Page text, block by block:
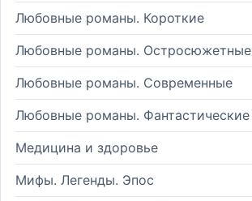
Любовные романы. Короткие
Любовные романы. Остросюжетные
Любовные романы. Современные
Любовные романы. Фантастические
Медицина и здоровье
Мифы. Легенды. Эпос